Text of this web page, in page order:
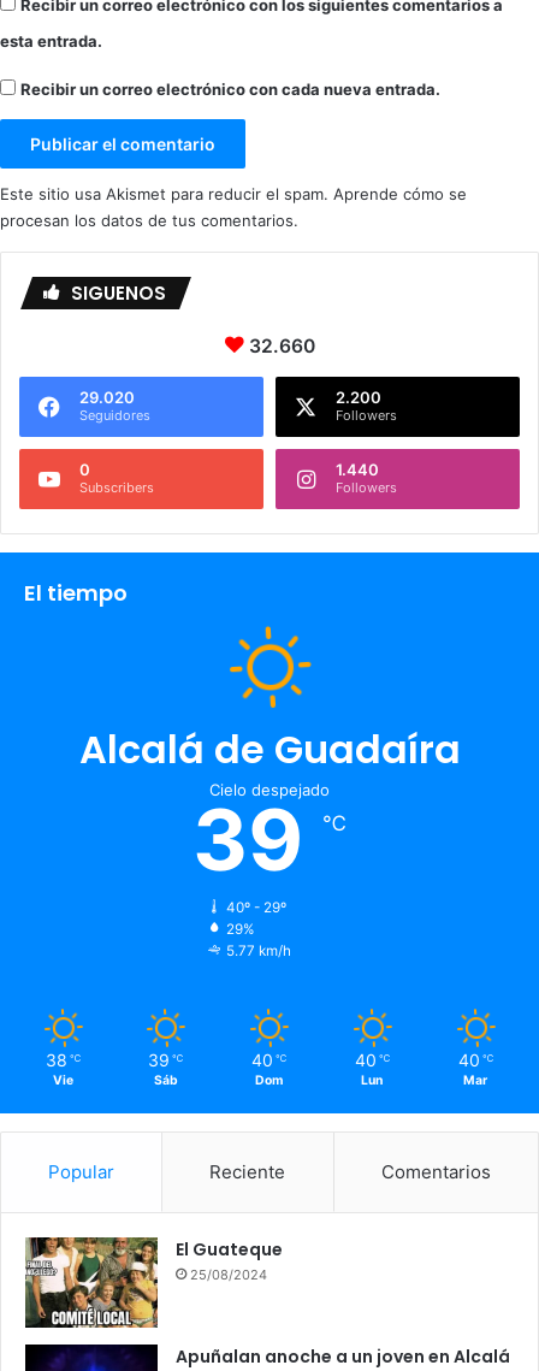
Recibir un correo electrónico con los siguientes comentarios a
esta entrada.
Recibir un correo electrónico con cada nueva entrada.
Este sitio usa Akismet para reducir el spam. Aprende cómo se
procesan los datos de tus comentarios.
SIGUENOS
32.660
29.020
Seguidores
2.200
Followers
0
Subscribers
1.440
Followers
El tiempo
Alcalá de Guadaíra
Cielo despejado
39 ℃
40º - 29º
29%
5.77 km/h
38 ℃
Vie
39 ℃
Sáb
40 ℃
Dom
40 ℃
Lun
40 ℃
Mar
Popular Reciente Comentarios
El Guateque
25/08/2024
Apuñalan anoche a un joven en Alcalá